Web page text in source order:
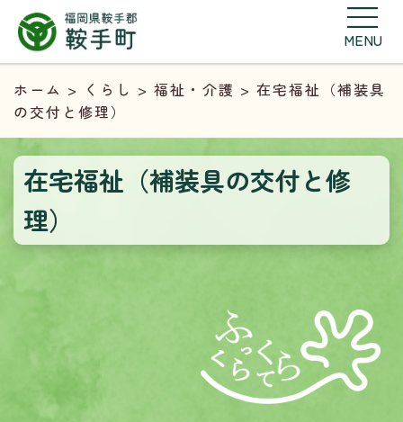
MENU
ホーム > くらし > 福祉・介護 > 在宅福祉（補装具
の交付と修理）
在宅福祉（補装具の交付と修
理）